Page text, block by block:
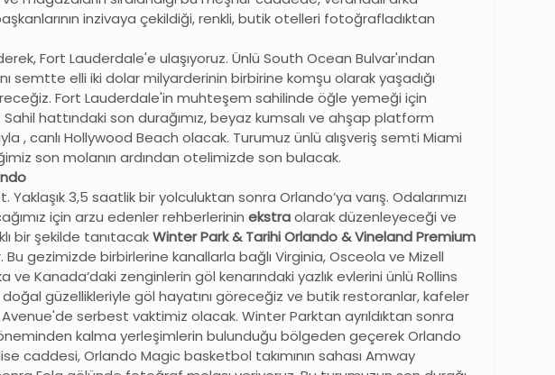
inzivaya çekildiği, renkli, butik otelleri fotoğrafladıktan
Fort Lauderdale'e ulaşıyoruz. Ünlü South Ocean Bulvar'ından
semtte elli iki dolar milyarderinin birbirine komşu olarak yaşadığı
Fort Lauderdale'in muhteşem sahilinde öğle yemeği için
hattındaki son durağımız, beyaz kumsalı ve ahşap platform
, canlı Hollywood Beach olacak. Turumuz ünlü alışveriş semti Miami
son molanın ardından otelimizde son bulacak.
3,5 saatlik bir yolculuktan sonra Orlando’ya varış. Odalarımızı
için arzu edenler rehberlerinin ekstraolarak düzenleyeceği ve
bir şekilde tanıtacakWinter Park & Tarihi Orlando & Vineland Premium
Bu gezimizde birbirlerine kanallarla bağlı Virginia, Osceola ve Mizell
ve Kanada’daki zenginlerin göl kenarındaki yazlık evlerini ünlü Rollins
güzellikleriyle göl hayatını göreceğiz ve butik restoranlar, kafeler
Avenue'de serbest vaktimiz olacak. Winter Parktan ayrıldıktan sonra
kalma yerleşimlerin bulunduğu bölgeden geçerek Orlando
caddesi, Orlando Magic basketbol takımının sahası Amway